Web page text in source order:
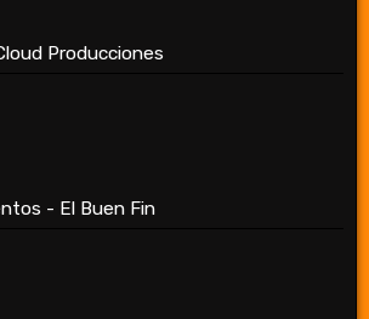
Producciones
- El Buen Fin